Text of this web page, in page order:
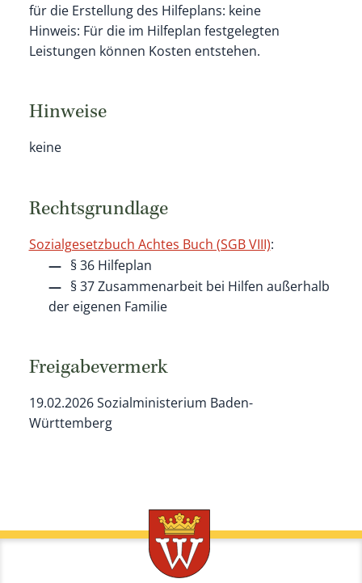
für die Erstellung des Hilfeplans: keine
Hinweis: Für die im Hilfeplan festgelegten
Leistungen können Kosten entstehen.
Hinweise
keine
Rechtsgrundlage
Sozialgesetzbuch Achtes Buch (SGB VIII):
§ 36 Hilfeplan
§ 37 Zusammenarbeit bei Hilfen außerhalb
der eigenen Familie
Freigabevermerk
19.02.2026 Sozialministerium Baden-
Württemberg